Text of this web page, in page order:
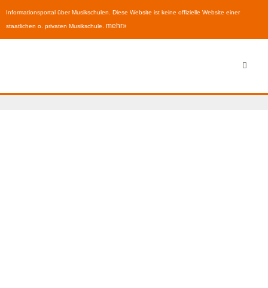
Informationsportal über Musikschulen. Diese Website ist keine offizielle Website einer
staatlichen o. privaten Musikschule. mehr»